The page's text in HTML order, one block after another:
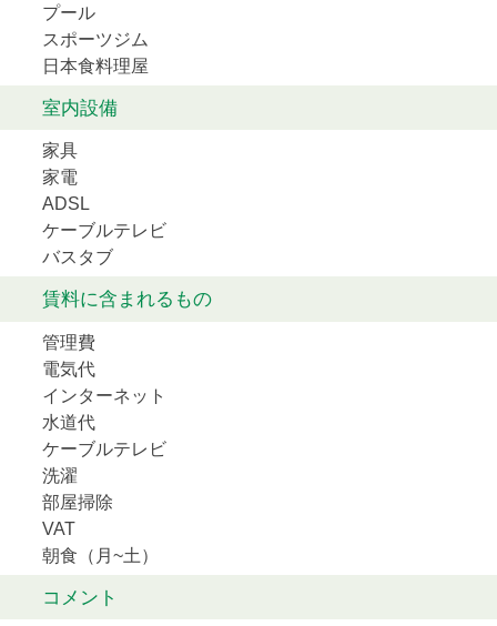
プール
スポーツジム
日本食料理屋
室内設備
家具
家電
ADSL
ケーブルテレビ
バスタブ
賃料に含まれるもの
管理費
電気代
インターネット
水道代
ケーブルテレビ
洗濯
部屋掃除
VAT
朝食（月~土）
コメント